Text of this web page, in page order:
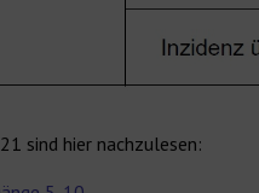
sind hier nachzulesen: